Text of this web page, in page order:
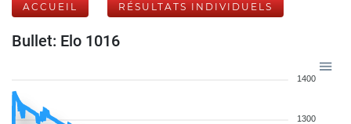
ACCUEIL RÉSULTATS INDIVIDUELS
Bullet: Elo 1016
1400
1300